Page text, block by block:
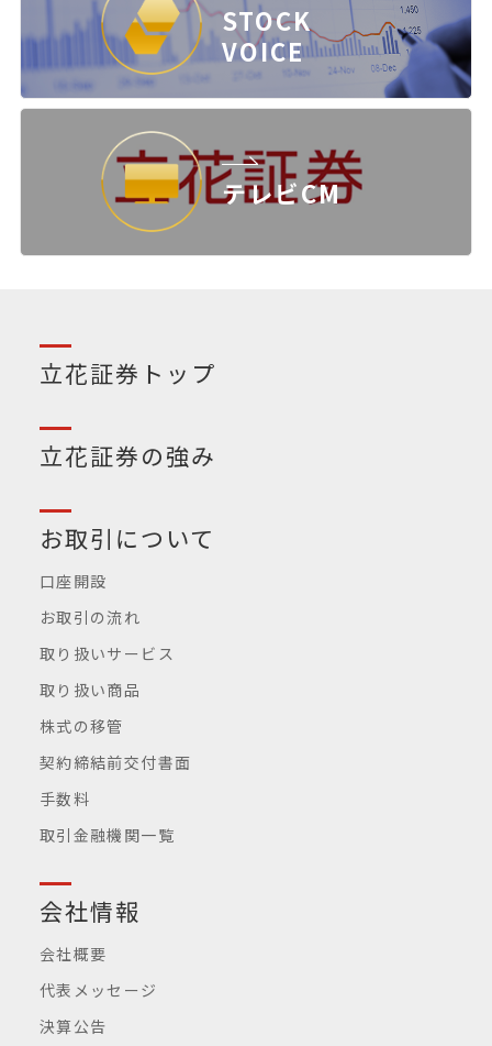
STOCK
VOICE
テレビCM
立花証券トップ
立花証券の強み
お取引について
口座開設
お取引の流れ
取り扱いサービス
取り扱い商品
株式の移管
契約締結前交付書面
手数料
取引金融機関一覧
会社情報
会社概要
代表メッセージ
決算公告